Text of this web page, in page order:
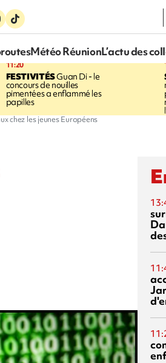
Météo RéunionL’actu des
11:20
FESTIVITÉSGuan Di - le
concours de nouilles
pimentées a enflammé les
papilles
chez les jeunes Européens